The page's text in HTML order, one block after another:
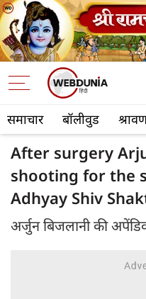
समाचार बॉलीवुड
After surgery
shooting for the
Adhyay Shiv
अर्जुन बिजलानी की